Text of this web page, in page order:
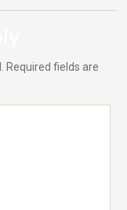
Required fields are